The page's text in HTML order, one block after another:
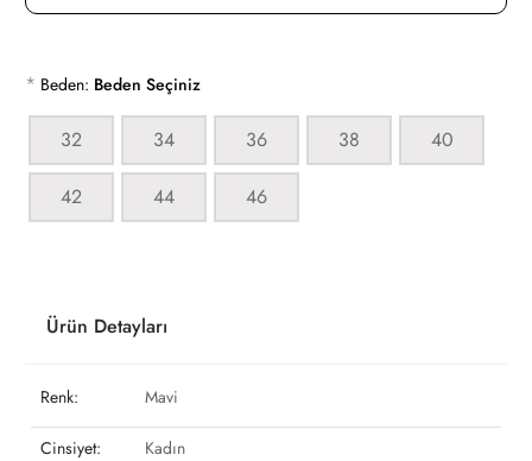
* Beden: Beden Seçiniz
32 34 36 38 40
42 44 46
Ürün Detayları
Renk: Mavi
Cinsiyet: Kadın